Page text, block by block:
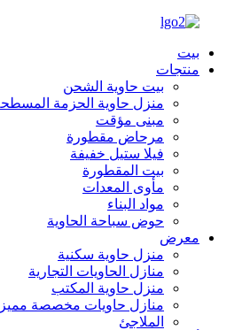
بيت
منتجات
بيت حاوية الشحن
منزل حاوية الحزمة
مبنى مؤقت
مرحاض مقطورة
فيلا ستيل خفيفة
بيت المقطورة
مأوى المعدات
مواد البناء
حوض سباحة الحاوية
معرض
منزل حاوية سكنية
منازل الحاويات التجارية
منزل حاوية المكتب
منازل حاويات مخصصة
الملاجئ